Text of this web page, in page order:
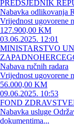
PREDSJEDNIK
Nabavka odlikovanja
Vrijednost ugovorene
127.900,00 KM
03.06.2025. 12:01
MINISTARSTVO
Nabava ručnih radara
Vrijednost ugovorene
56.000,00 KM
09.06.2025. 10:53
FOND
Nabavka usluge
dokumentima...